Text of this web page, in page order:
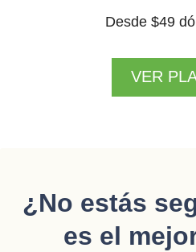
Desde $49
VER
¿No estás
es el